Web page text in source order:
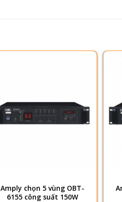
Amply chọn 5 vùng OBT-
6155 công suất 150W